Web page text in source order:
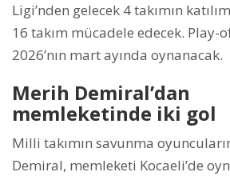
Ligi’nden gelecek 4 takımın
16 takım mücadele edecek. Play-
2026’nın mart ayında oynanacak.
Merih Demiral’dan
memleketinde iki gol
Milli takımın savunma
Demiral, memleketi Kocaeli’de